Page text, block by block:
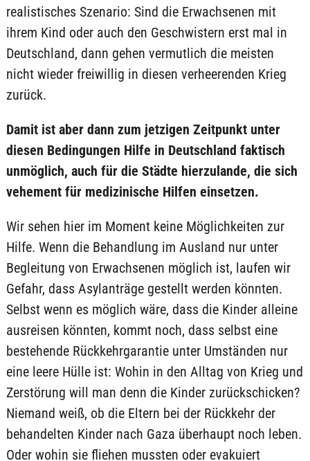
realistisches Szenario: Sind die Erwachsenen mit
ihrem Kind oder auch den Geschwistern erst mal in
Deutschland, dann gehen vermutlich die meisten
nicht wieder freiwillig in diesen verheerenden Krieg
zurück.
Damit ist aber dann zum jetzigen Zeitpunkt unter
diesen Bedingungen Hilfe in Deutschland faktisch
unmöglich, auch für die Städte hierzulande, die sich
vehement für medizinische Hilfen einsetzen.
Wir sehen hier im Moment keine Möglichkeiten zur
Hilfe. Wenn die Behandlung im Ausland nur unter
Begleitung von Erwachsenen möglich ist, laufen wir
Gefahr, dass Asylanträge gestellt werden könnten.
Selbst wenn es möglich wäre, dass die Kinder alleine
ausreisen könnten, kommt noch, dass selbst eine
bestehende Rückkehrgarantie unter Umständen nur
eine leere Hülle ist: Wohin in den Alltag von Krieg und
Zerstörung will man denn die Kinder zurückschicken?
Niemand weiß, ob die Eltern bei der Rückkehr der
behandelten Kinder nach Gaza überhaupt noch leben.
Oder wohin sie fliehen mussten oder evakuiert